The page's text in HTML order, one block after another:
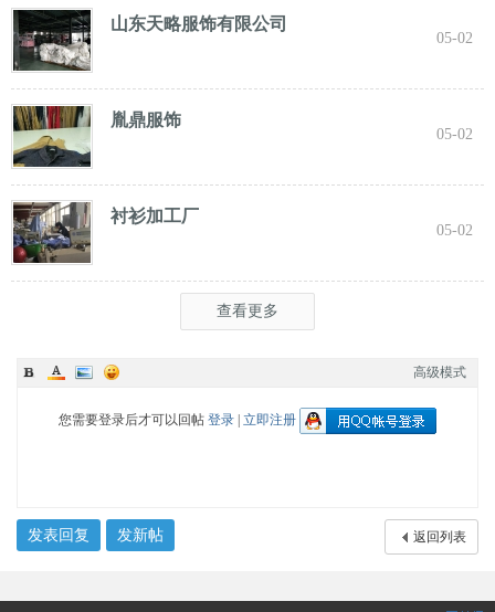
山东天略服饰有限公司
05-02
胤鼎服饰
05-02
衬衫加工厂
05-02
查看更多
高级模式
您需要登录后才可以回帖 登录 立即注册
发表回复 发新帖 返回列表